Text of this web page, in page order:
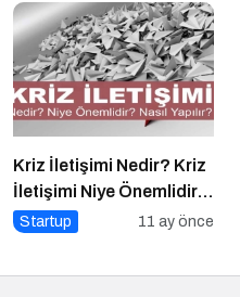
Kriz İletişimi Nedir? Kriz
İletişimi Niye Önemlidir?
Kriz İletişimi Nasıl
Startup 11 ay önce